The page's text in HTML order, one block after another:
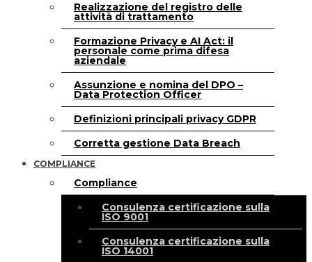
Realizzazione del registro delle
attività di trattamento
Formazione Privacy e AI Act: il
personale come prima difesa
aziendale
Assunzione e nomina del DPO –
Data Protection Officer
Definizioni principali privacy GDPR
Corretta gestione Data Breach
COMPLIANCE
Compliance
Consulenza certificazione sulla
ISO 9001
Consulenza certificazione sulla
ISO 14001